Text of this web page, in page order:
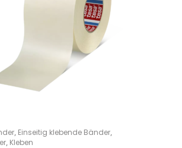
, Einseitig klebende Bänder,
, Kleben